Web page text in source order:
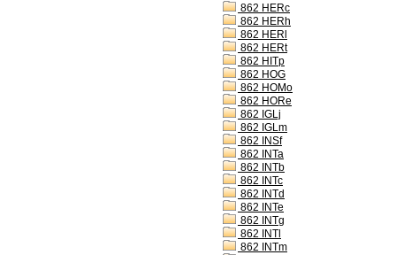
862 HERc
862 HERh
862 HERl
862 HERt
862 HITp
862 HOG
862 HOMo
862 HORe
862 IGLj
862 IGLm
862 INSf
862 INTa
862 INTb
862 INTc
862 INTd
862 INTe
862 INTg
862 INTl
862 INTm